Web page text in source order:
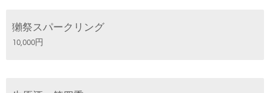
獺祭スパークリング
10,000円